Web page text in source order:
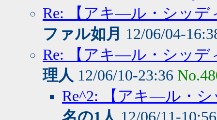
Re: 【アキ―ル・シッデ
ファル如月 12/06/04-
Re: 【アキ―ル・シッデ
理人 12/06/10-23:36
Re^2: 【アキ―ル・